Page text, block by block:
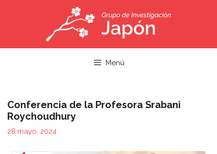
Menú
Conferencia de la Profesora Srabani
Roychoudhury
28 mayo, 2024